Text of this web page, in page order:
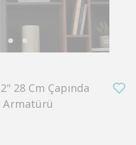
28 Cm Çapında
Armatürü